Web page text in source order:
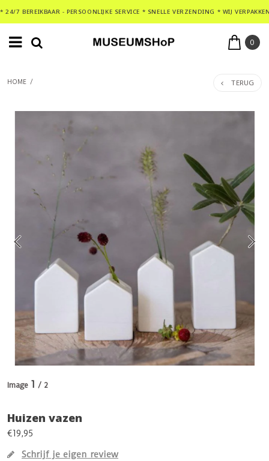
* 24/7 BEREIKBAAR - PERSOONLIJKE SERVICE * SNELLE VERZENDING * WIJ
0
HOME / TERUG
Image 1 / 2
Huizen vazen
€19,95
Schrijf je eigen review